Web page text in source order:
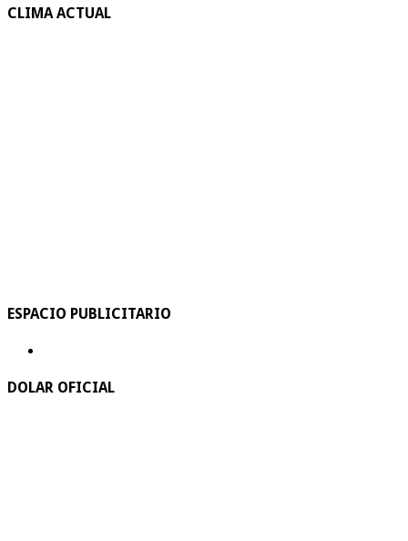
CLIMA ACTUAL
ESPACIO PUBLICITARIO
DOLAR OFICIAL